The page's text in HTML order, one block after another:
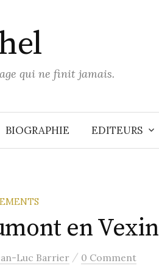
qui ne finit jamais.
BIOGRAPHIE EDITEURS
en Vexin
Luc Barrier / 0 Comment